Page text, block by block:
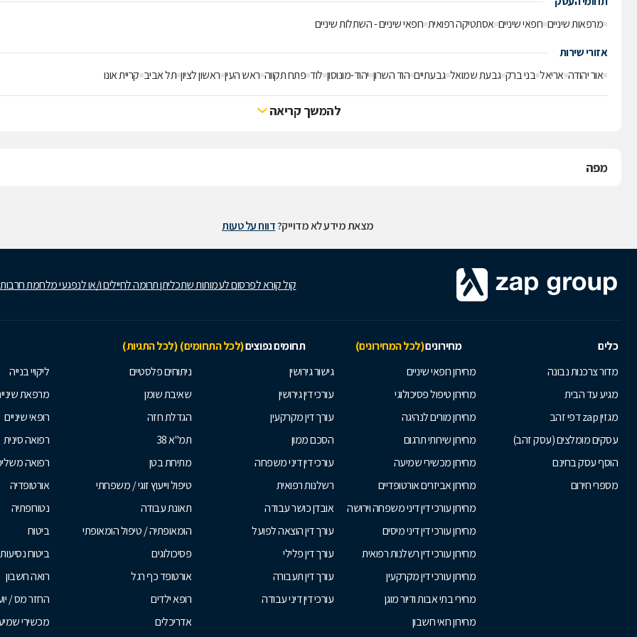
מרפאות שיניים רופאי שיניים אסתטיקה רפואית רופאי שיניים - השתלות שיניים
אזורי שירות
אור יהודה אריאל בני ברק גבעת שמואל גבעתיים הוד השרון יהוד-מונוסון לוד פתח תקווה ראש העין ראשון לציון תל אביב קריית אונו
להמשך קריאה
מפה
מצאת מידע לא מדוייק?דווח על טעות
קול קורא לפרסום לעמותות שתכליתן תרומה לחיילים ו/או לנפגעי מלחמת
כלים מחירונים(לכל המחירונים) תחומים נפוצים(לכל התחומים) (לכל התגיות)
מדור צרכנות נבונה
מגיע עד הבית
מגזין zap דפי זהב
עסקים מומלצים (עסק זהב)
הוסף עסק בחינם
מספרי חירום
מחירון רופאי שיניים
מחירון טיפול פסיכולוגי
מחירון מורים לנהיגה
מחירון שירותי תרגום
מחירון מכשירי שמיעה
מחירון אביזרים אורטופדיים
מחירון עורכי דין דיני משפחה וירושה
מחירון עורכי דין דיני מיסים
מחירון עורכי דין רשלנות רפואית
מחירון עורכי דין מקרקעין
מחירי בתי אבות ודיור מוגן
מחירון רואי חשבון
גישור גירושין
עורכי דין גירושין
עורך דין מקרקעין
הסכם ממון
עורכי דין דיני משפחה
רשלנות רפואית
אובדן כושר עבודה
עורך דין הוצאה לפועל
עורך דין פלילי
עורך דין תעבורה
עורכי דין דיני עבודה
ניתוחים פלסטיים
שאיבת שומן
הגדלת חזה
תמ"א 38
מתיחת בטן
טיפול וייעוץ זוגי / משפחתי
תאונת עבודה
הומאופתיה / טיפול הומאופתי
פסיכולוגים
אורטופד כף רגל
רופא ילדים
אדריכלים
ליקויי בנייה
מרפאת
רופאי שיניים
רפואה סינית
רפואה
אורטופדיה
נטורופתיה
ביטוח
ביטוח
רואה חשבון
החזר מס /
מכשירי